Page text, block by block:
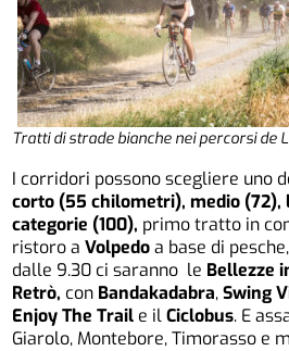
Tratti di strade bianche nei percorsi de
I corridori possono scegliere uno
corto (55 chilometri), medio (72),
categorie (100), primo tratto in
ristoro aVolpedoa base di
dalle 9.30 ci saranno le Bellezze
Retrò, con Bandakadabra,Swing
Enjoy The Trail e ilCiclobus. E
Giarolo, Montebore, Timorasso e